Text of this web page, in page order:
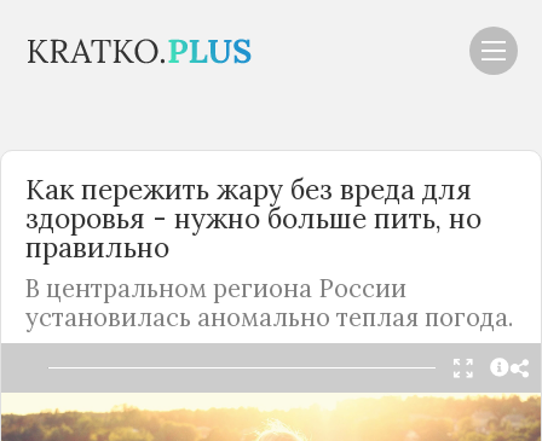
Как пережить жару без вреда для
здоровья - нужно больше пить, но
правильно
В центральном региона России
установилась аномально теплая погода.
Читать в Telegram